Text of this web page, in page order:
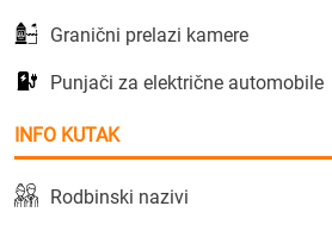
Granični prelazi kamere
Punjači za električne automobile
INFO KUTAK
Rodbinski nazivi